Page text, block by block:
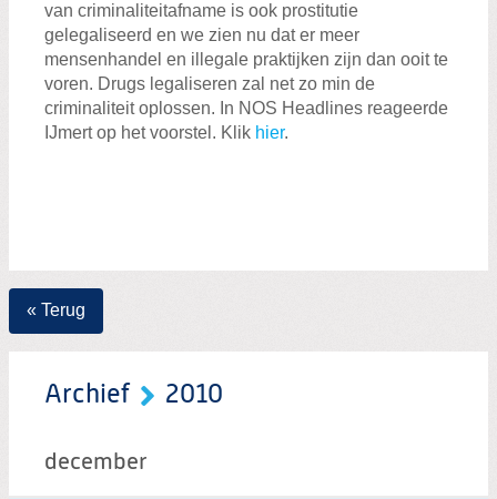
van criminaliteitafname is ook prostitutie
gelegaliseerd en we zien nu dat er meer
mensenhandel en illegale praktijken zijn dan ooit te
voren. Drugs legaliseren zal net zo min de
criminaliteit oplossen. In NOS Headlines reageerde
IJmert op het voorstel. Klik hier.
« Terug
Archief 2010
december